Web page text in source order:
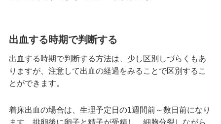
出血する時期で判断する
出血する時期で判断する方法は、少し区別しづらくもあ
りますが、注意して出血の経過をみることで区別するこ
とができます。
着床出血の場合は、生理予定日の1週間前～数日前になり
ます。排卵後に卵子と精子が受精し、細胞分裂しながら